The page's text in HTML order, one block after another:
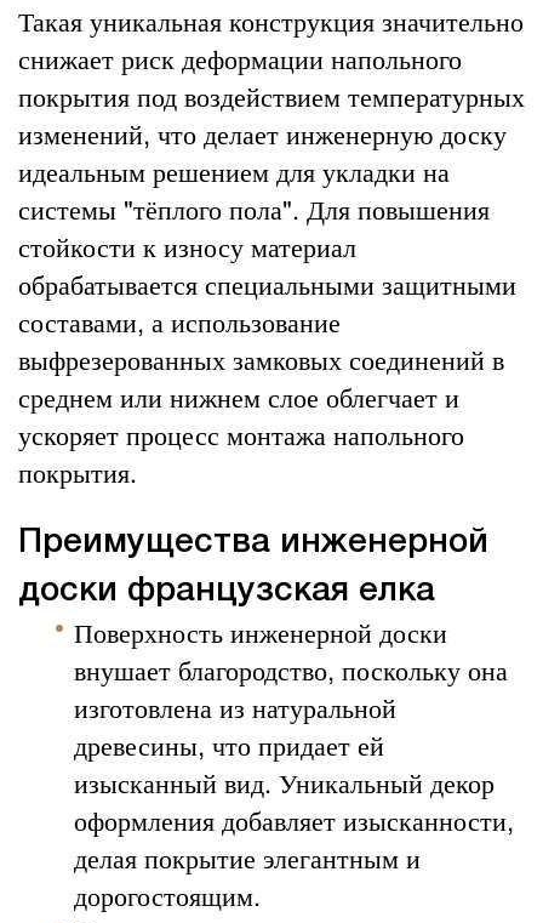
Такая уникальная конструкция значительно
снижает риск деформации напольного
покрытия под воздействием температурных
изменений, что делает инженерную доску
идеальным решением для укладки на
системы "тёплого пола". Для повышения
стойкости к износу материал
обрабатывается специальными защитными
составами, а использование
выфрезерованных замковых соединений в
среднем или нижнем слое облегчает и
ускоряет процесс монтажа напольного
покрытия.
Преимущества инженерной
доски французская елка
Поверхность инженерной доски
внушает благородство, поскольку она
изготовлена из натуральной
древесины, что придает ей
изысканный вид. Уникальный декор
оформления добавляет изысканности,
делая покрытие элегантным и
дорогостоящим.